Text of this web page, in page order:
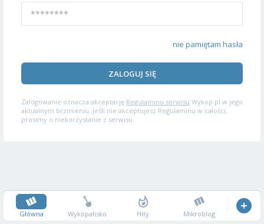
nie pamiętam hasła
ZALOGUJ SIĘ
Zalogowanie oznacza akceptację Regulaminu serwisu Wykop.pl w jego
aktualnym brzmieniu. Jeśli nie akceptujesz Regulaminu w całości,
prosimy o niekorzystanie z serwisu.
Główna Wykopalisko Hity Mikroblog